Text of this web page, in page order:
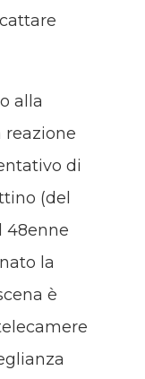
alla
reazione
di
(del
48enne
la
è